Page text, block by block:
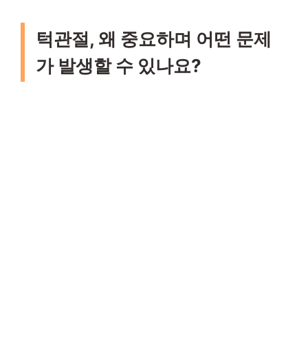
턱관절, 왜 중요하며 어떤 문제
가 발생할 수 있나요?